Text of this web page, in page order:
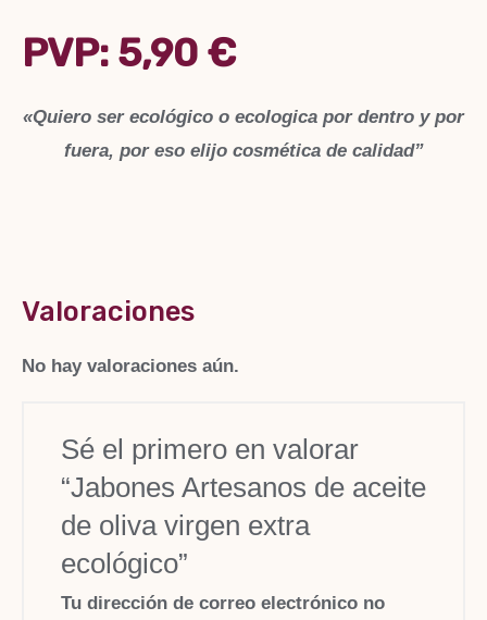
PVP: 5,90 €
«Quiero ser ecológico o ecologica por dentro y por
fuera, por eso elijo cosmética de calidad”
Valoraciones
No hay valoraciones aún.
Sé el primero en valorar
“Jabones Artesanos de aceite
de oliva virgen extra
ecológico”
Tu dirección de correo electrónico no